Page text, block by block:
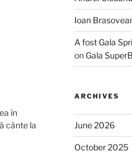
în
cânte la
Ioan
A fost Gala
on Gala
ARCHIVES
June 2026
October 2025